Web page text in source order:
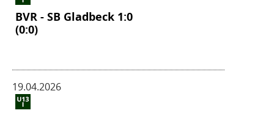
BVR - SB Gladbeck 1:0
(0:0)
19.04.2026